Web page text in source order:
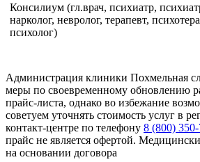
Консилиум (гл.врач, психиатр,
нарколог, невролог, терапевт,
психолог)
Администрация клиники Похмельная
меры по своевременному обновлению
прайс-листа, однако во избежание
советуем уточнять стоимость услуг в
контакт-центре по телефону 8 (800) 350-
прайс не является офертой.
на основании договора